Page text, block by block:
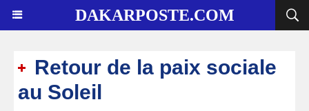
DAKARPOSTE.COM
Retour de la paix sociale
au Soleil